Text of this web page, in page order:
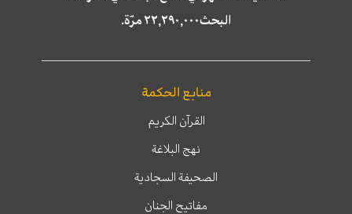
البحث٢٢,٢٩٠,٠٠٠ مرّة.
منابع الحكمة
القرآن الكريم
نهج البلاغة
الصحيفة السجادية
مفاتيح الجنان